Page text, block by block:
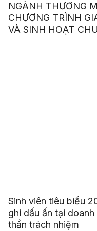
NGÀNH THƯƠNG
CHƯƠNG TRÌNH
VÀ SINH HOẠT
Sinh viên tiêu biểu
ghi dấu ấn tại
thần trách nhiệm